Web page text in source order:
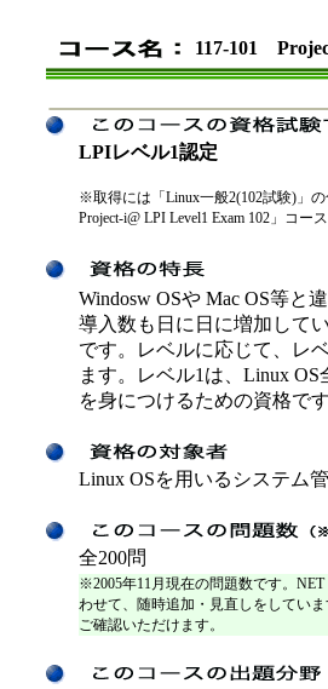
117-101
LPIレベル1認定
※取得には「Linux一般2(102試験)」
Project-i@ LPI Level1 Exam 102」コー
Windosw OSや Mac OS等と
導入数も日に日に増加して
です。レベルに応じて、レ
ます。レベル1は、Linux
を身につけるための資格で
Linux OSを用いるシステム
全200問
※2005年11月現在の問題数です。
わせて、随時追加・見直しをしてい
ご確認いただけます。